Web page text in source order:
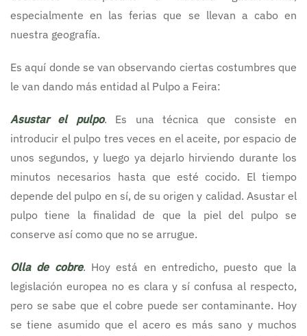
especialmente en las ferias que se llevan a cabo en
nuestra geografía.
Es aquí donde se van observando ciertas costumbres que
le van dando más entidad al Pulpo a Feira:
Asustar el pulpo. Es una técnica que consiste en
introducir el pulpo tres veces en el aceite, por espacio de
unos segundos, y luego ya dejarlo hirviendo durante los
minutos necesarios hasta que esté cocido. El tiempo
depende del pulpo en sí, de su origen y calidad. Asustar el
pulpo tiene la finalidad de que la piel del pulpo se
conserve así como que no se arrugue.
Olla de cobre. Hoy está en entredicho, puesto que la
legislación europea no es clara y sí confusa al respecto,
pero se sabe que el cobre puede ser contaminante. Hoy
se tiene asumido que el acero es más sano y muchos